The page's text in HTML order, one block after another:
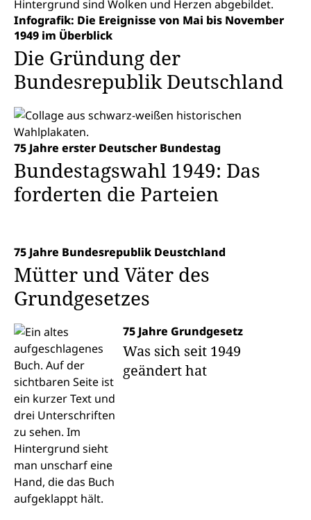
Infografik: Die Ereignisse von Mai bis November
1949 im Überblick
Die Gründung der
Bundesrepublik Deutschland
75 Jahre erster Deutscher Bundestag
Bundestagswahl 1949: Das
forderten die Parteien
75 Jahre Bundesrepublik Deustchland
Mütter und Väter des
Grundgesetzes
75 Jahre Grundgesetz
Was sich seit 1949
geändert hat